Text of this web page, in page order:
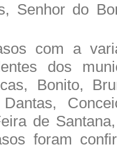
Senhor do
com a
dos
Bonito,
de
foram